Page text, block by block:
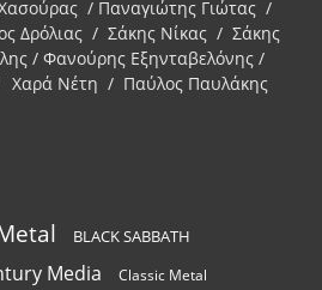
/ Παναγιώτης Γιώτας /
Δρόλιας / Σάκης Νίκας / Σάκης
/ Φανούρης Εξηνταβελόνης /
Χαρά Νέτη / Παύλος Παυλάκης
BLACK SABBATH
Media Classic Metal